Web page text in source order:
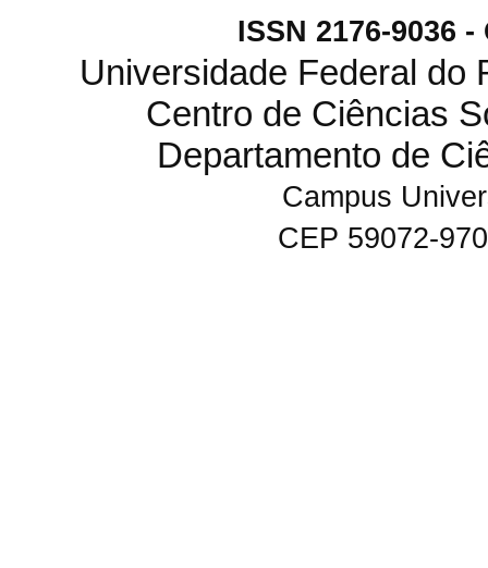
ISSN 2176-9036
Universidade Federal do
Centro de Ciências
Departamento de
Campus
CEP 59072-